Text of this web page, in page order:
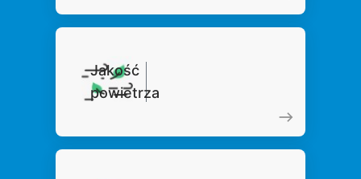
Jakość
powietrza